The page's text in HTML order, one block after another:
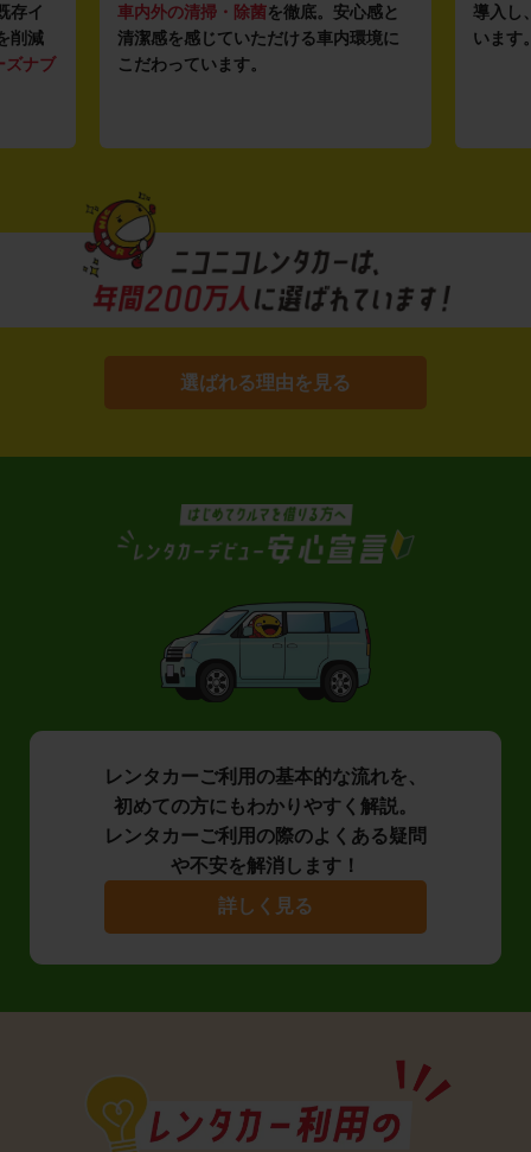
存イ
削減
ズナブ
車内外の清掃・除菌を徹底。安心感と
清潔感を感じていただける車内環境に
こだわっています。
導入し
います
選ばれる理由を見る
レンタカーご利用の基本的な流れを、
初めての方にもわかりやすく解説。
レンタカーご利用の際のよくある疑問
や不安を解消します！
詳しく見る